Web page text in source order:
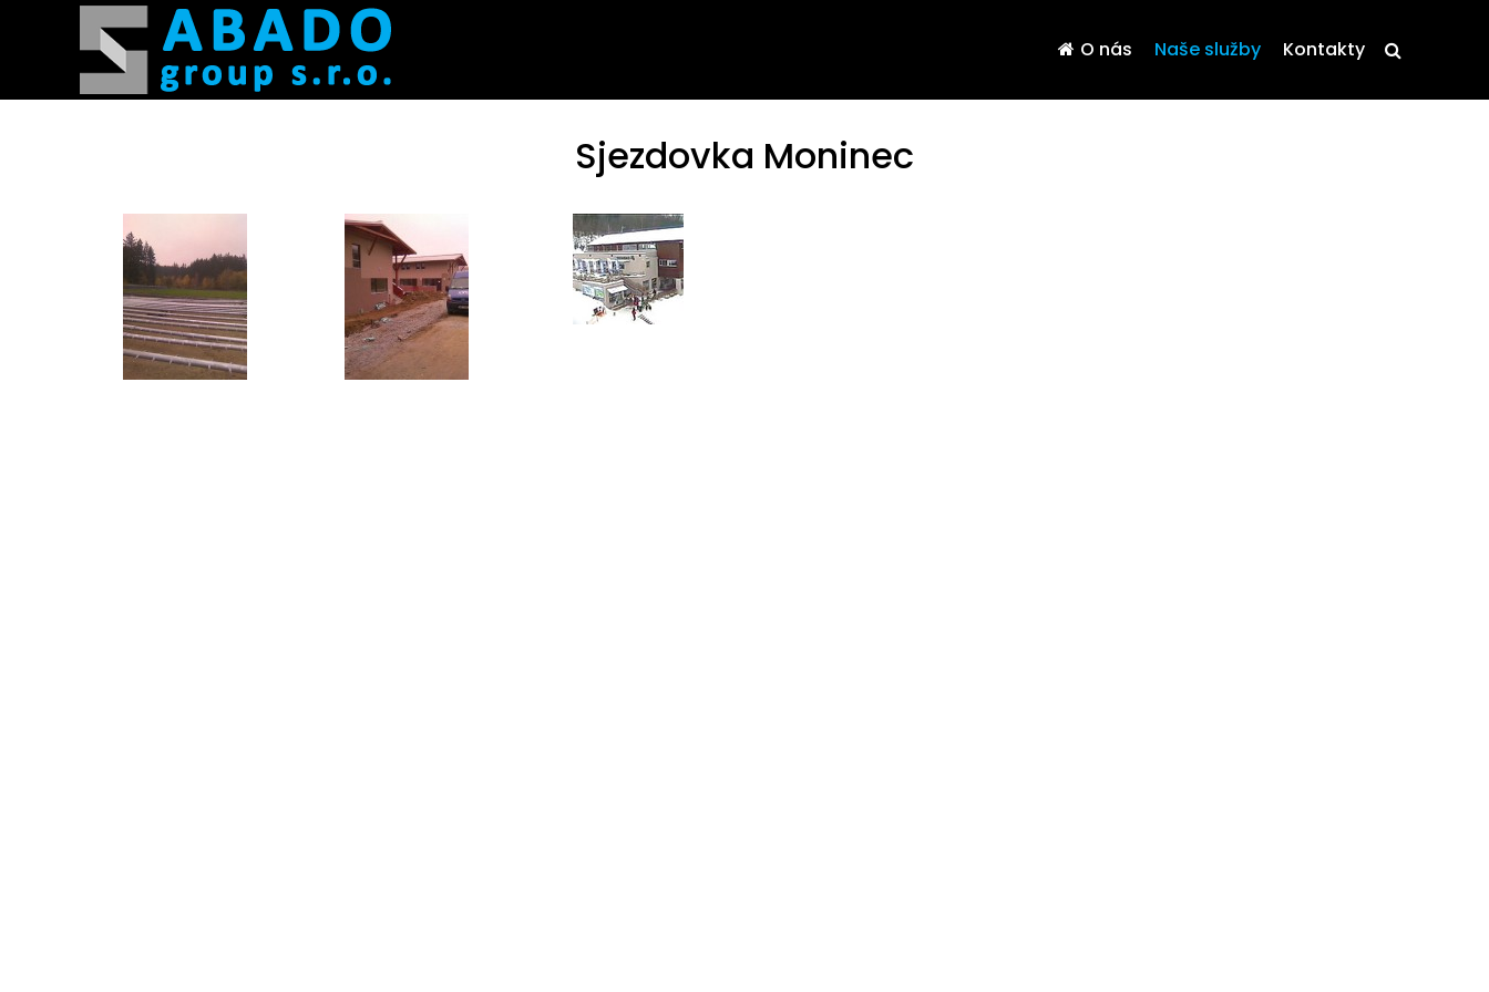
O nás Naše služby Kontakty
Sjezdovka Moninec